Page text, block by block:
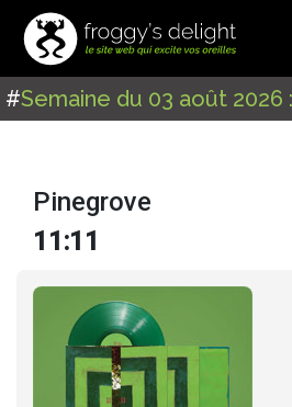
#Semaine du 03 août
Pinegrove
11:11